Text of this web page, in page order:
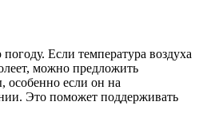
Если температура воздуха
можно предложить
особенно если он на
Это поможет поддерживать